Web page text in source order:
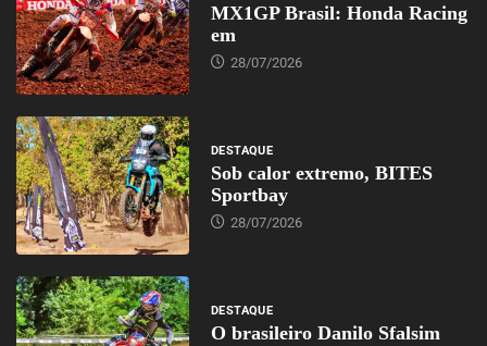
MX1GP Brasil: Honda Racing
em
28/07/2026
DESTAQUE
Sob calor extremo, BITES
Sportbay
28/07/2026
DESTAQUE
O brasileiro Danilo Sfalsim